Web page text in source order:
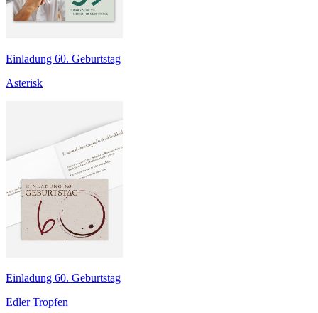
Einladung 60. Geburtstag
Asterisk
Einladung 60. Geburtstag
Edler Tropfen